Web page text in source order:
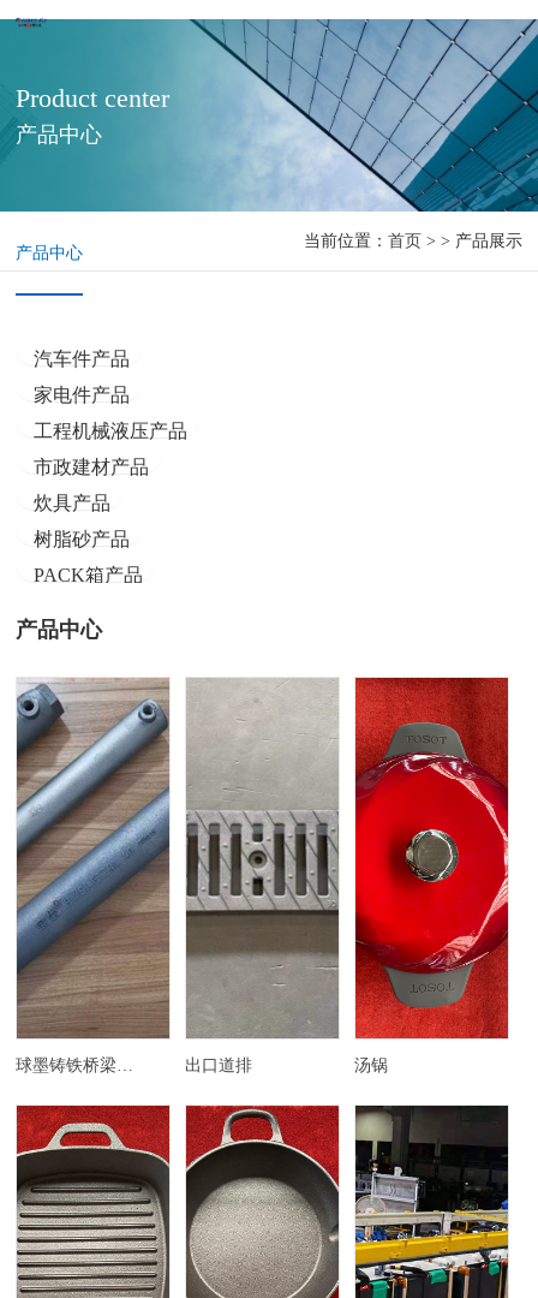
Product center
产品中心
产品中心
当前位置： 首页 > > 产品展示
汽车件产品
家电件产品
工程机械液压产品
市政建材产品
炊具产品
树脂砂产品
PACK箱产品
产品中心
球墨铸铁桥梁灌浆套筒 出口道排 汤锅